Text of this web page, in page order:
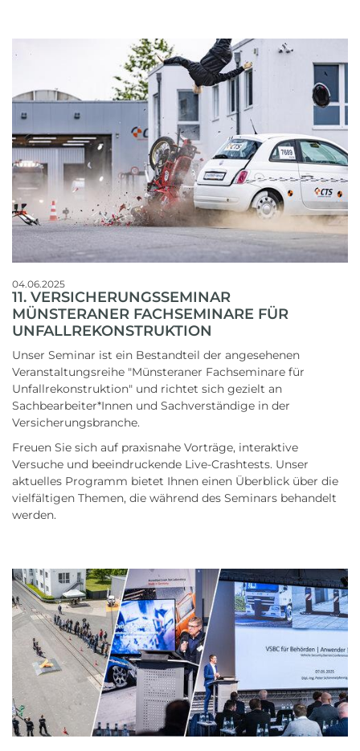
04.06.2025
11. VERSICHERUNGSSEMINAR
MÜNSTERANER FACHSEMINARE FÜR
UNFALLREKONSTRUKTION
Unser Seminar ist ein Bestandteil der angesehenen
Veranstaltungsreihe "Münsteraner Fachseminare für
Unfallrekonstruktion" und richtet sich gezielt an
Sachbearbeiter*Innen und Sachverständige in der
Versicherungsbranche.
Freuen Sie sich auf praxisnahe Vorträge, interaktive
Versuche und beeindruckende Live-Crashtests. Unser
aktuelles Programm bietet Ihnen einen Überblick über die
vielfältigen Themen, die während des Seminars behandelt
werden.